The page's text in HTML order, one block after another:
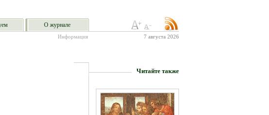
О журнале
7 августа 2026
Информация
Читайте также